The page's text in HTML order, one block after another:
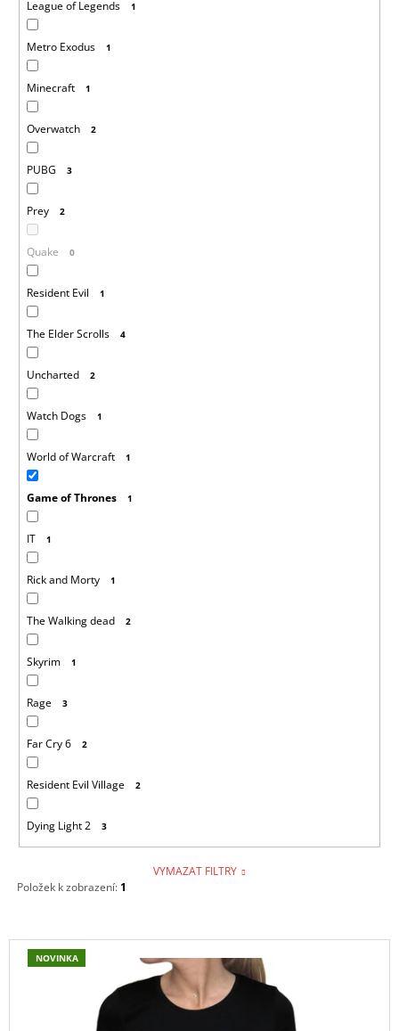
League of Legends 1
Metro Exodus 1
Minecraft 1
Overwatch 2
PUBG 3
Prey 2
Quake 0
Resident Evil 1
The Elder Scrolls 4
Uncharted 2
Watch Dogs 1
World of Warcraft 1
Game of Thrones 1
IT 1
Rick and Morty 1
The Walking dead 2
Skyrim 1
Rage 3
Far Cry 6 2
Resident Evil Village 2
Dying Light 2 3
VYMAZAT FILTRY
Položek k zobrazení: 1
V NOVINKA